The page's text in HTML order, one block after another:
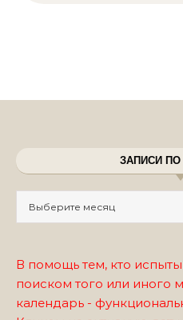
ЗАПИСИ
В помощь тем, кто
поиском того или иного
календарь -